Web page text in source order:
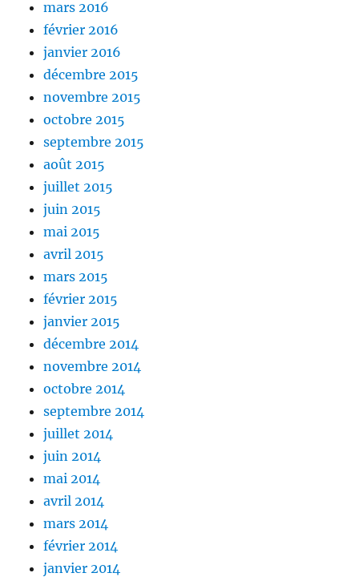
mars 2016
février 2016
janvier 2016
décembre 2015
novembre 2015
octobre 2015
septembre 2015
août 2015
juillet 2015
juin 2015
mai 2015
avril 2015
mars 2015
février 2015
janvier 2015
décembre 2014
novembre 2014
octobre 2014
septembre 2014
juillet 2014
juin 2014
mai 2014
avril 2014
mars 2014
février 2014
janvier 2014